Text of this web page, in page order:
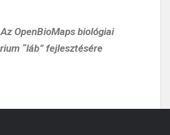
Az OpenBioMaps biológiai
“láb” fejlesztésére